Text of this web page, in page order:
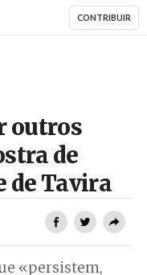
CONTRIBUIR
outros
de
de Tavira
«persistem,